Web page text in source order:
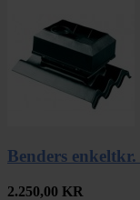
Benders
2.250,00 KR